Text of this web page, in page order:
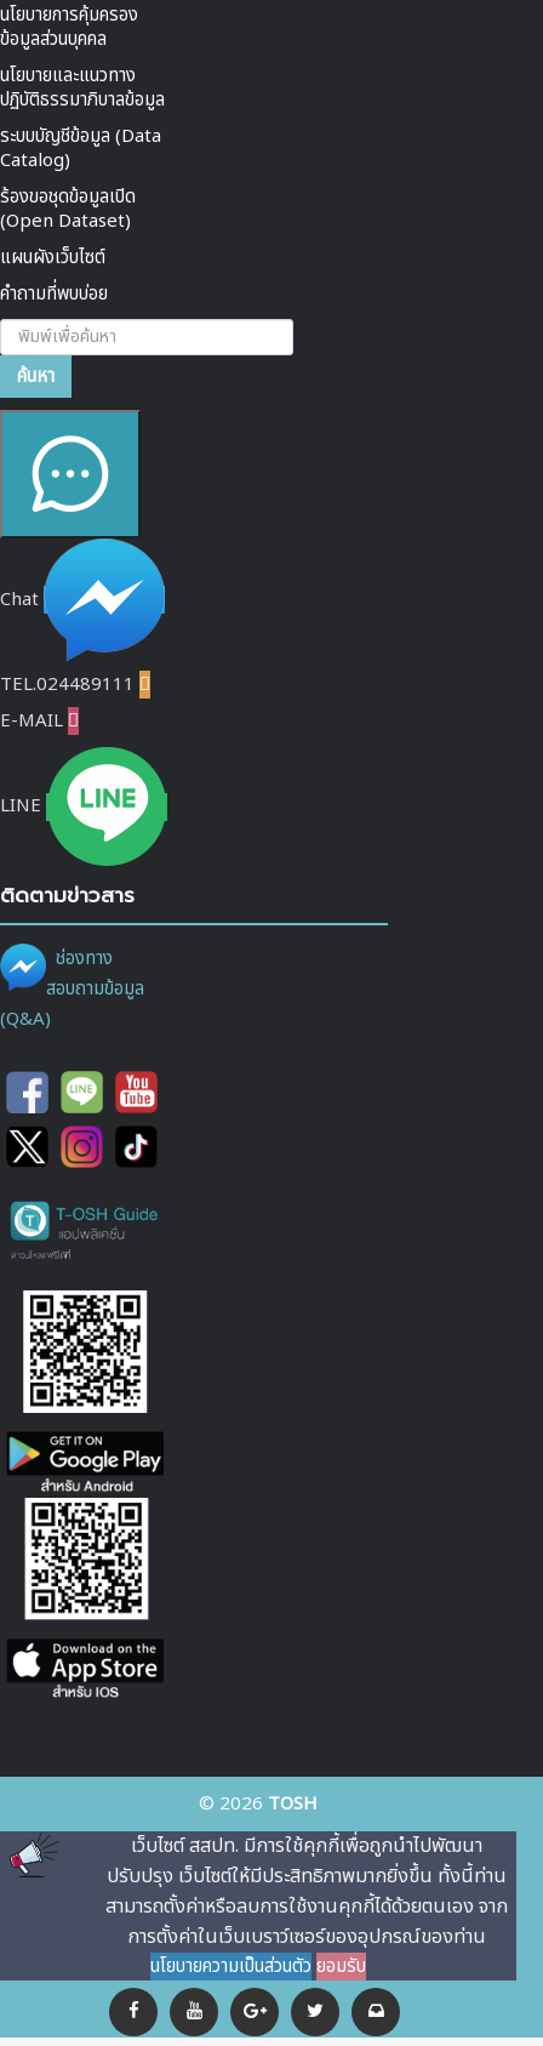
นโยบายการคุ้มครอง
ข้อมูลส่วนบุคคล
นโยบายและแนวทาง
ปฏิบัติธรรมาภิบาลข้อมูล
ระบบบัญชีข้อมูล (Data
Catalog)
ร้องขอชุดข้อมูลเปิด
(Open Dataset)
แผนผังเว็บไซต์
คำถามที่พบบ่อย
ค้นหา...
ค้นหา
Chat
TEL.024489111 
E-MAIL 
LINE
ติดตามข่าวสาร
ช่องทาง
สอบถามข้อมูล
(Q&A)
© 2026 TOSH
เว็บไซต์ สสปท. มีการใช้คุกกี้เพื่อถูกนําไปพัฒนา
ปรับปรุง เว็บไซต์ให้มีประสิทธิภาพมากยิ่งขึ้น ทั้งนี้ท่าน
สามารถตั้งค่าหรือลบการใช้งานคุกกี้ได้ด้วยตนเอง จาก
การตั้งค่าในเว็บเบราว์เซอร์ของอุปกรณ์ของท่าน
นโยบายความเป็นส่วนตัว ยอมรับ